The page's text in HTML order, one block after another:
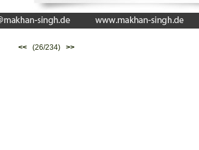
<<(26/234) >>